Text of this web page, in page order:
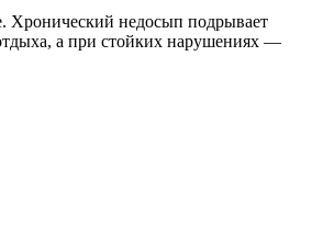
Хронический недосып подрывает
а при стойких нарушениях —